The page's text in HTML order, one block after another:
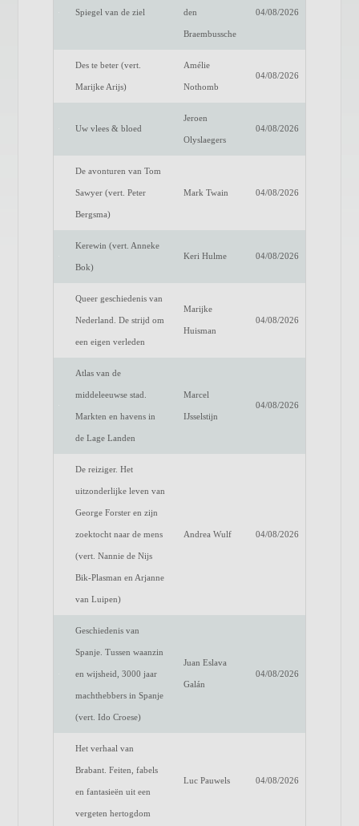
Spiegel van de ziel den
Braembussche
04/08/2026
Des te beter (vert.
Marijke Arijs)
Amélie
Nothomb
04/08/2026
Uw vlees & bloed
Jeroen
Olyslaegers
04/08/2026
De avonturen van Tom
Sawyer (vert. Peter
Bergsma)
Mark Twain 04/08/2026
Kerewin (vert. Anneke
Bok)
Keri Hulme 04/08/2026
Queer geschiedenis van
Nederland. De strijd om
een eigen verleden
Marijke
Huisman
04/08/2026
Atlas van de
middeleeuwse stad.
Markten en havens in
de Lage Landen
Marcel
IJsselstijn
04/08/2026
De reiziger. Het
uitzonderlijke leven van
George Forster en zijn
zoektocht naar de mens
(vert. Nannie de Nijs
Bik-Plasman en Arjanne
van Luipen)
Andrea Wulf 04/08/2026
Geschiedenis van
Spanje. Tussen waanzin
en wijsheid, 3000 jaar
machthebbers in Spanje
(vert. Ido Croese)
Juan Eslava
Galán
04/08/2026
Het verhaal van
Brabant. Feiten, fabels
en fantasieën uit een
vergeten hertogdom
Luc Pauwels 04/08/2026
of progressieve liberalisme, de jonge sociaal democratie en de